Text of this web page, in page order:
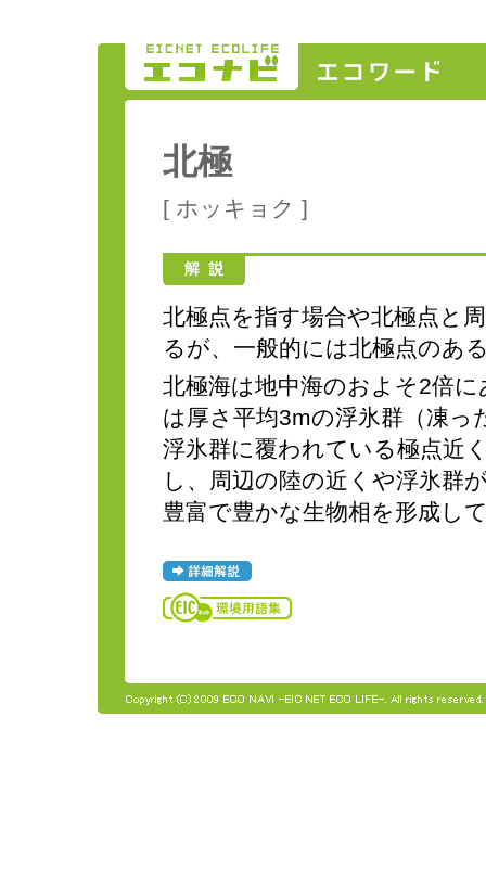
北極
[ ホッキョク ]
北極点を指す場合や北極点と
るが、一般的には北極点のあ
北極海は地中海のおよそ2倍
は厚さ平均3mの浮氷群（凍
浮氷群に覆われている極点近
し、周辺の陸の近くや浮氷群
豊富で豊かな生物相を形成し